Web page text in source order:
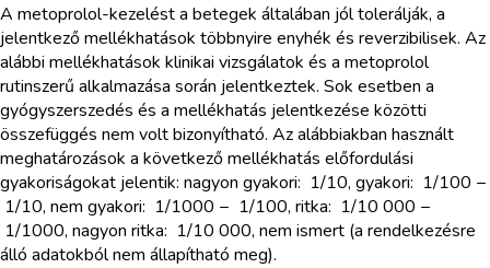
A metoprolol-kezelést a betegek általában jól tolerálják, a
jelentkező mellékhatások többnyire enyhék és reverzibilisek. Az
alábbi mellékhatások klinikai vizsgálatok és a metoprolol
rutinszerű alkalmazása során jelentkeztek. Sok esetben a
gyógyszerszedés és a mellékhatás jelentkezése közötti
összefüggés nem volt bizonyítható. Az alábbiakban használt
meghatározások a következő mellékhatás előfordulási
gyakoriságokat jelentik: nagyon gyakori: 1/10, gyakori: 1/100 −
1/10, nem gyakori: 1/1000 − 1/100, ritka: 1/10 000 −
1/1000, nagyon ritka: 1/10 000, nem ismert (a rendelkezésre
álló adatokból nem állapítható meg).